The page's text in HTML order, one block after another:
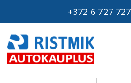
+372 6 727 727